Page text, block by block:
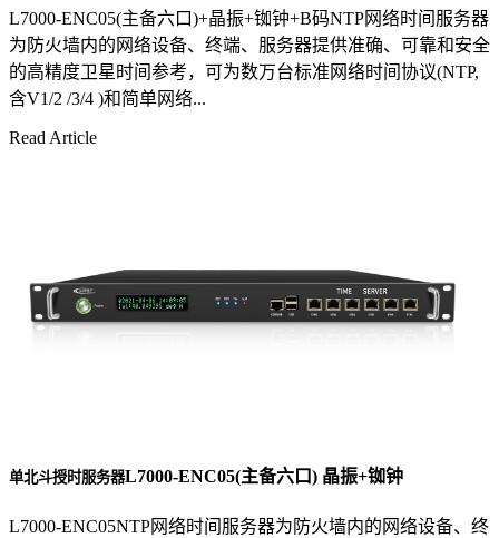
L7000-ENC05(主备六口)+晶振+铷钟+B码NTP网络时间服务器
为防火墙内的网络设备、终端、服务器提供准确、可靠和安全
的高精度卫星时间参考，可为数万台标准网络时间协议(NTP,
含V1/2 /3/4 )和简单网络...
Read Article
单北斗授时服务器L7000-ENC05(主备六口) 晶振+铷钟
L7000-ENC05NTP网络时间服务器为防火墙内的网络设备、终